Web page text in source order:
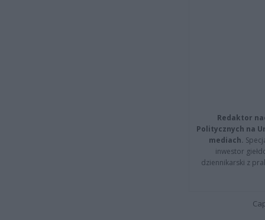
Redaktor
Politycznych na
mediach.
inwestor
dziennikarski z